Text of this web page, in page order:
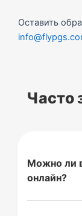
Оставить
Часто
Можно ли
онлайн?